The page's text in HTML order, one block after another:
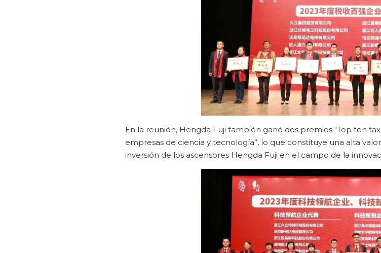
En la reunión, Hengda Fuji también ganó dos premios “Top ten
empresas de ciencia y tecnología”, lo que constituye una alta
inversión de los ascensores Hengda Fuji en el campo de la